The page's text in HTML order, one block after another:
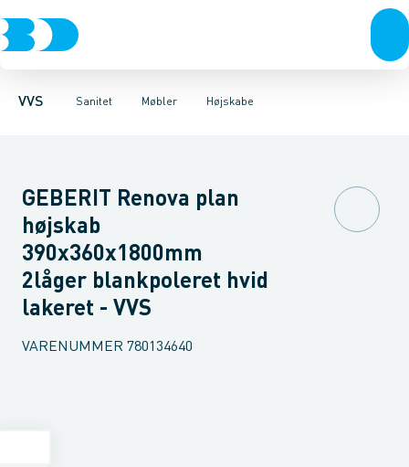
VVS Sanitet
Rør & fittingsPressfittings & rørKuglehaner & ventiler
Møbler
Toiletter, sæder og cisterner VaskeArmaturer
Højskabe
Møbelsæt & pakkerUnderskabeHøjskabe
GEBERIT Renova plan
højskab
390x360x1800mm
2låger blankpoleret hvid
lakeret - VVS
VARENUMMER 780134640